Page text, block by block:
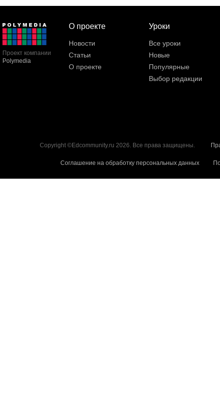
Проект компании
Polymedia
О проекте
Новости
Статьи
О проекте
Уроки
Все уроки
Новые
Популярные
Выбор редакции
Copyright ©Edcommunity.ru 2026. Все права защищены.
Соглашение на обработку персональных данных